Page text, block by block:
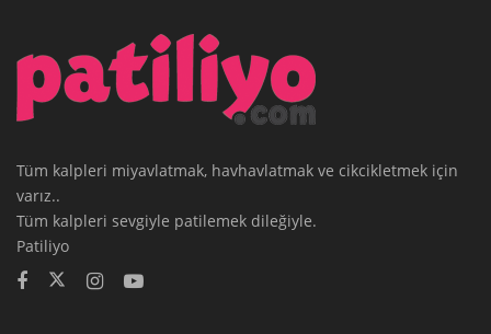
Tüm kalpleri miyavlatmak, havhavlatmak ve cikcikletmek için
varız..
Tüm kalpleri sevgiyle patilemek dileğiyle.
Patiliyo